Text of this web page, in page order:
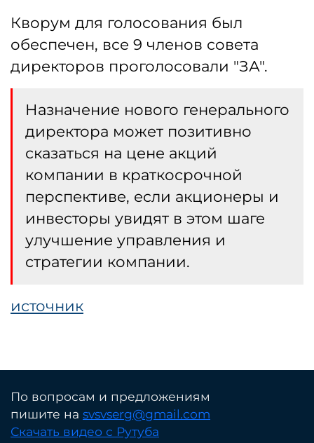
Кворум для голосования был
обеспечен, все 9 членов совета
директоров проголосовали "ЗА".
Назначение нового генерального
директора может позитивно
сказаться на цене акций
компании в краткосрочной
перспективе, если акционеры и
инвесторы увидят в этом шаге
улучшение управления и
стратегии компании.
источник
По вопросам и предложениям
пишите на svsvserg@gmail.com
Скачать видео с Рутуба